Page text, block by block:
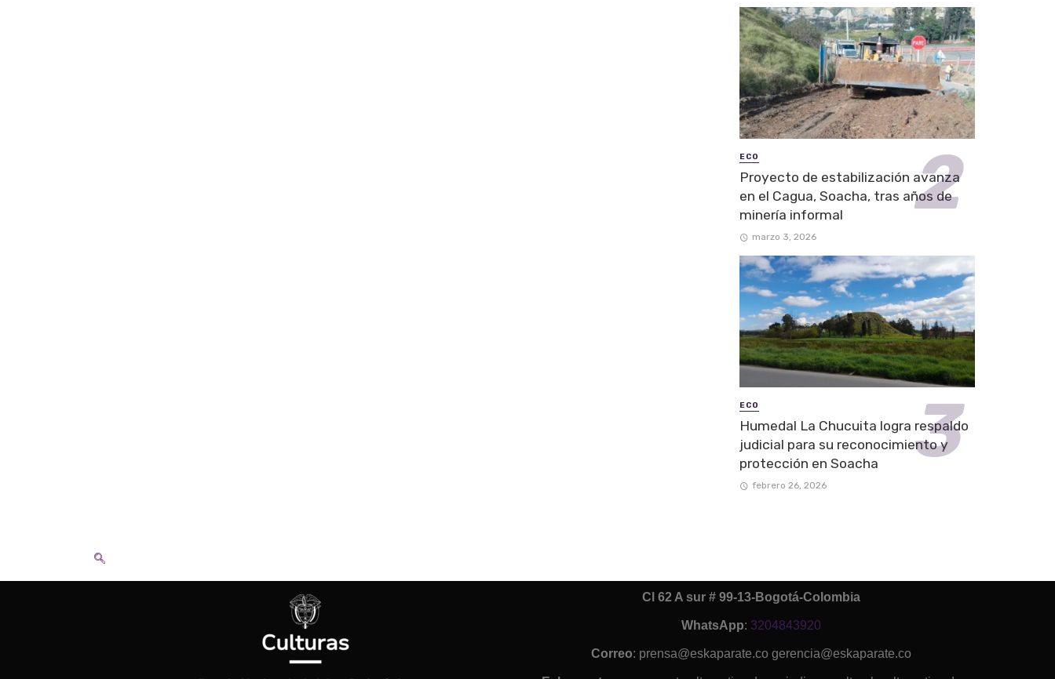
ECO
Proyecto de estabilización avanza
en el Cagua, Soacha, tras años de
minería informal
marzo 3, 2026
ECO
Humedal La Chucuita logra respaldo
judicial para su reconocimiento y
protección en Soacha
febrero 26, 2026
Cl 62 A sur # 99-13-Bogotá-Colombia
WhatsApp: 3204843920
Correo: prensa@eskaparate.co gerencia@eskaparate.co